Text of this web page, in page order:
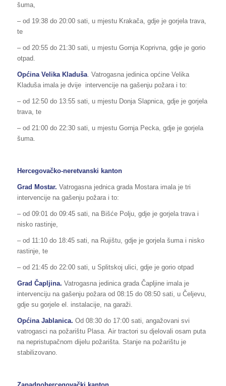
šuma,
– od 19:38 do 20:00 sati, u mjestu Krakača, gdje je gorjela trava,
te
– od 20:55 do 21:30 sati, u mjestu Gornja Koprivna, gdje je gorio
otpad.
Općina Velika Kladuša. Vatrogasna jedinica općine Velika
Kladuša imala je dvije intervencije na gašenju požara i to:
– od 12:50 do 13:55 sati, u mjestu Donja Slapnica, gdje je gorjela
trava, te
– od 21:00 do 22:30 sati, u mjestu Gornja Pecka, gdje je gorjela
šuma.
Hercegovačko-neretvanski kanton
Grad Mostar. Vatrogasna jednica grada Mostara imala je tri
intervencije na gašenju požara i to:
– od 09:01 do 09:45 sati, na Bišće Polju, gdje je gorjela trava i
nisko rastinje,
– od 11:10 do 18:45 sati, na Rujištu, gdje je gorjela šuma i nisko
rastinje, te
– od 21:45 do 22:00 sati, u Splitskoj ulici, gdje je gorio otpad
Grad Čapljina. Vatrogasna jedinica grada Čapljine imala je
intervenciju na gašenju požara od 08:15 do 08:50 sati, u Čeljevu,
gdje su gorjele el. instalacije, na garaži.
Općina Jablanica. Od 08:30 do 17:00 sati, angažovani svi
vatrogasci na požarištu Plasa. Air tractori su djelovali osam puta
na nepristupačnom dijelu požarišta. Stanje na požarištu je
stabilizovano.